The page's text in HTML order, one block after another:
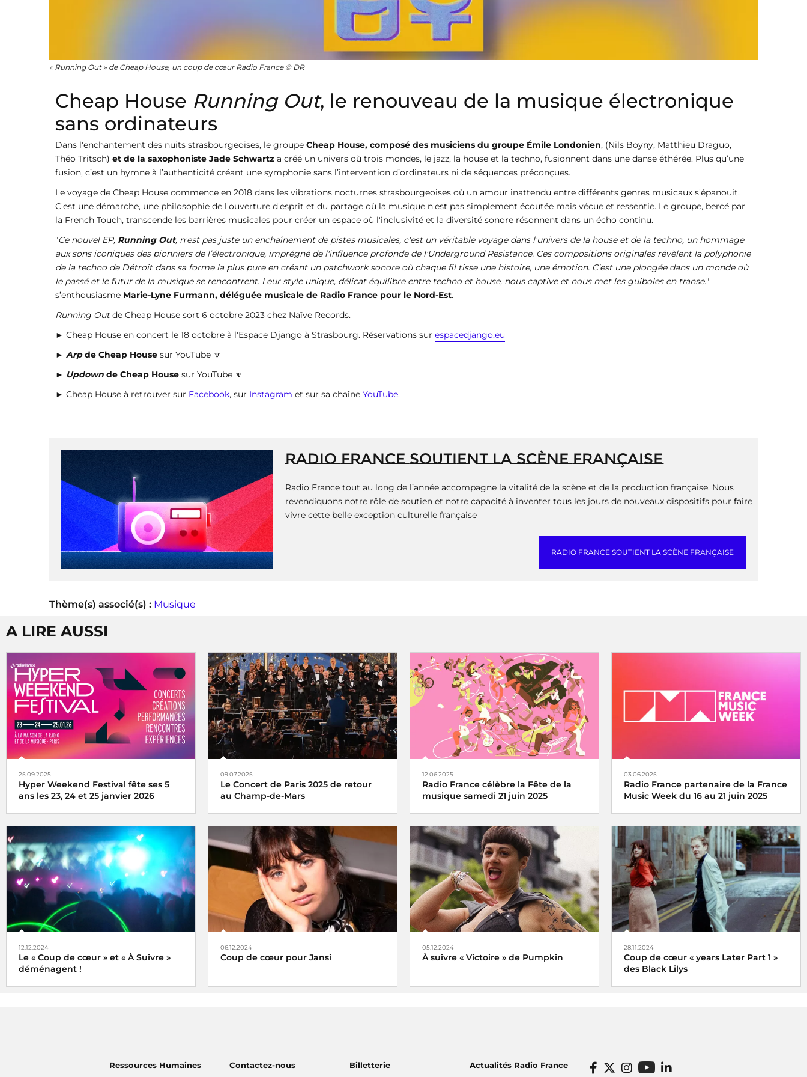
« Running Out » de Cheap House, un coup de cœur Radio France © DR
Cheap House Running Out, le renouveau de la musique électronique
sans ordinateurs
Dans l'enchantement des nuits strasbourgeoises, le groupe Cheap House, composé des musiciens du groupe Émile Londonien, (Nils Boyny, Matthieu Draguo,
Théo Tritsch) et de la saxophoniste Jade Schwartz a créé un univers où trois mondes, le jazz, la house et la techno, fusionnent dans une danse éthérée. Plus qu’une
fusion, c’est un hymne à l’authenticité créant une symphonie sans l’intervention d’ordinateurs ni de séquences préconçues.
Le voyage de Cheap House commence en 2018 dans les vibrations nocturnes strasbourgeoises où un amour inattendu entre différents genres musicaux s'épanouit.
C'est une démarche, une philosophie de l'ouverture d'esprit et du partage où la musique n'est pas simplement écoutée mais vécue et ressentie. Le groupe, bercé par
la French Touch, transcende les barrières musicales pour créer un espace où l'inclusivité et la diversité sonore résonnent dans un écho continu.
"Ce nouvel EP, Running Out, n'est pas juste un enchaînement de pistes musicales, c'est un véritable voyage dans l'univers de la house et de la techno, un hommage
aux sons iconiques des pionniers de l’électronique, imprégné de l'influence profonde de l'Underground Resistance. Ces compositions originales révèlent la polyphonie
de la techno de Détroit dans sa forme la plus pure en créant un patchwork sonore où chaque fil tisse une histoire, une émotion. C’est une plongée dans un monde où
le passé et le futur de la musique se rencontrent. Leur style unique, délicat équilibre entre techno et house, nous captive et nous met les guiboles en transe."
s’enthousiasme Marie-Lyne Furmann, déléguée musicale de Radio France pour le Nord-Est.
Running Outde Cheap House sort 6 octobre 2023 chez Naïve Records.
► Cheap House en concert le 18 octobre à l'Espace Django à Strasbourg. Réservations sur espacedjango.eu
► Arpde Cheap House sur YouTube 🔽
► Updown de Cheap House sur YouTube 🔽
► Cheap House à retrouver sur Facebook, sur Instagram et sur sa chaîne YouTube.
RADIO FRANCE SOUTIENT LA SCÈNE FRANÇAISE
Radio France tout au long de l’année accompagne la vitalité de la scène et de la production française. Nous
revendiquons notre rôle de soutien et notre capacité à inventer tous les jours de nouveaux dispositifs pour faire
vivre cette belle exception culturelle française
RADIO FRANCE SOUTIENT LA SCÈNE FRANÇAISE
Thème(s) associé(s) : Musique
A LIRE AUSSI
25.09.2025
Hyper Weekend Festival fête ses 5
ans les 23, 24 et 25 janvier 2026
l'Hyper Weekend Festival vous donne
rendez-vous à la Maison de la Radio et de
la Musique les 23, 24 et 25 janvier 2026
09.07.2025
Le Concert de Paris 2025 de retour
au Champ-de-Mars
Le Concert de Paris du 14 juillet revient
au pied de la Tour Eiffel toujours en
direct sur France Inter, France 2 et dans
le monde entier
12.06.2025
Radio France célèbre la Fête de la
musique samedi 21 juin 2025
La fête de la musique s’écoute, se vit et se
partage avec Radio France, samedi 21 juin
2025
03.06.2025
Radio France partenaire de la France
Music Week du 16 au 21 juin 2025
Une semaine internationale dédiée à la
musique du 16 au 21 juin 2025
12.12.2024
Le « Coup de cœur » et « À Suivre »
déménagent !
06.12.2024
Coup de cœur pour Jansi
05.12.2024
À suivre « Victoire » de Pumpkin
28.11.2024
Coup de cœur « years Later Part 1 »
des Black Lilys
musicale de Radio France, le 2
décembre 2024
Ressources Humaines
Contactez-nous
Billetterie
Actualités Radio France